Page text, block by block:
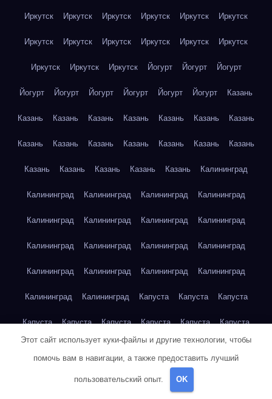
Иркутск Иркутск Иркутск Иркутск Иркутск Иркутск
Иркутск Иркутск Иркутск Иркутск Иркутск Иркутск
Иркутск Иркутск Иркутск Йогурт Йогурт Йогурт
Йогурт Йогурт Йогурт Йогурт Йогурт Йогурт Казань
Казань Казань Казань Казань Казань Казань Казань
Казань Казань Казань Казань Казань Казань Казань
Казань Казань Казань Казань Казань Калининград
Калининград Калининград Калининград Калининград
Калининград Калининград Калининград Калининград
Калининград Калининград Калининград Калининград
Калининград Калининград Калининград Калининград
Калининград Калининград Капуста Капуста Капуста
Капуста Капуста Капуста Капуста Капуста Капуста
Этот сайт использует куки-файлы и другие технологии, чтобы
помочь вам в навигации, а также предоставить лучший
пользовательский опыт. OK